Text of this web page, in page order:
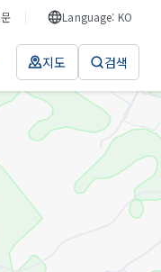
Language: KO
지도 검색